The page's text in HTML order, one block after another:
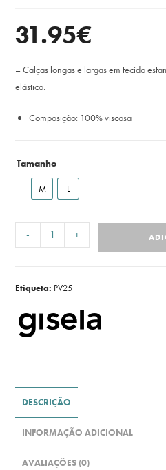
31.95€
– Calças longas e largas em tecido
elástico.
Composição: 100% viscosa
Tamanho
M L
- +
Etiqueta: PV25
DESCRIÇÃO
INFORMAÇÃO ADICIONAL
AVALIAÇÕES (0)